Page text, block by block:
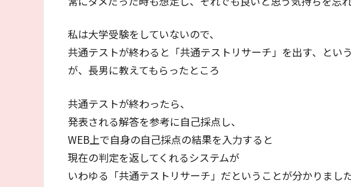
私は大学受験をしていないので、
共通テストが終わると「共通テストリサーチ」を出す、とい
が、長男に教えてもらったところ
共通テストが終わったら、
発表される解答を参考に自己採点し、
WEB上で自身の自己採点の結果を入力すると
現在の判定を返してくれるシステムが
いわゆる「共通テストリサーチ」だということが分かりました